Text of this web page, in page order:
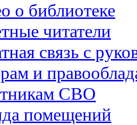
о библиотеке
читатели
связь с
и
СВО
помещений